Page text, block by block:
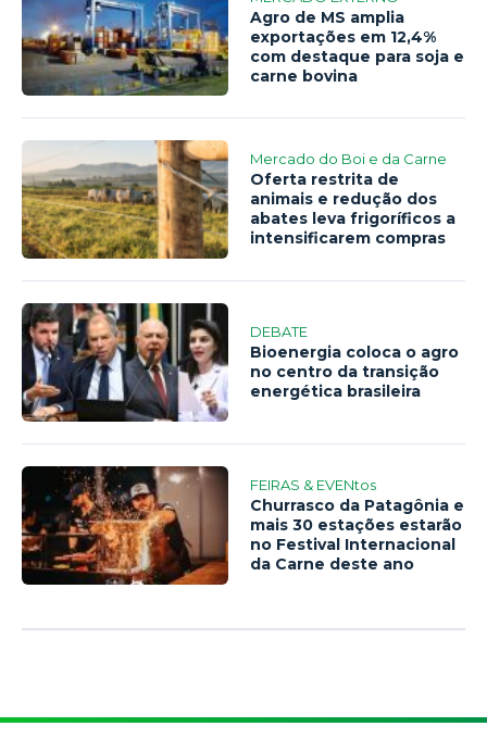
Agro de MS amplia
exportações em 12,4%
com destaque para soja e
carne bovina
Mercado do Boi e da Carne
Oferta restrita de
animais e redução dos
abates leva frigoríficos a
intensificarem compras
DEBATE
Bioenergia coloca o agro
no centro da transição
energética brasileira
FEIRAS & EVENtos
Churrasco da Patagônia e
mais 30 estações estarão
no Festival Internacional
da Carne deste ano